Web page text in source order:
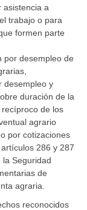
asistencia a
trabajo o para
formen parte
por desempleo de
desempleo y
duración de la
de los
agrario
por cotizaciones
286 y 287
Seguridad
de
agraria.
reconocidos